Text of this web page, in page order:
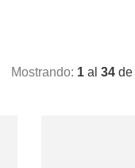
Mostrando: 1 al 34 de